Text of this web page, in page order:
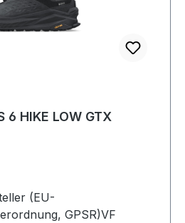
6 HIKE LOW GTX
(EU-
GPSR)VF